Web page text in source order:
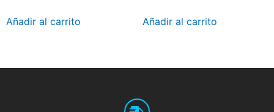
Añadir al carrito Añadir al carrito